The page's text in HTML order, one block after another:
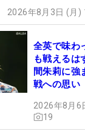
ないと上にいけ
プレーにしまし
と思います。成
すね。いっぱい
たいです」と喜
2026年8月3日 (月)
全英で味わ
も戦える
間朱莉に強
戦への思い
2026年8月6
19